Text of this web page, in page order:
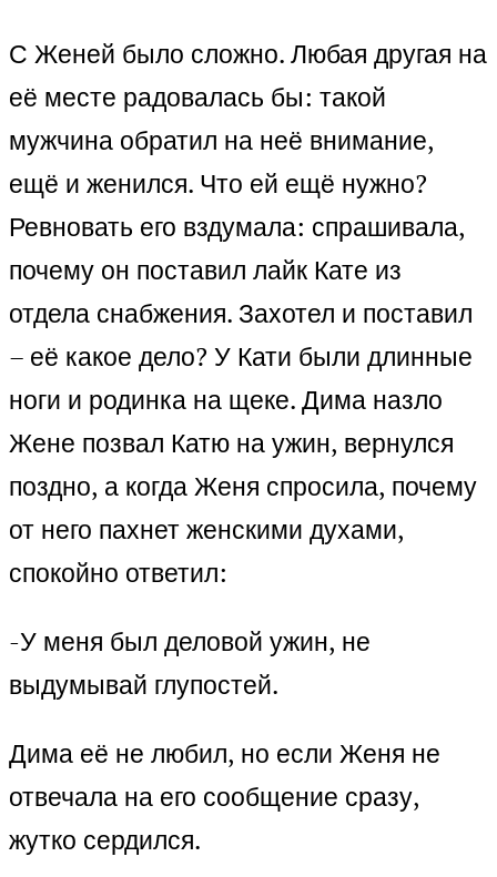
С Женей было сложно. Любая другая на
её месте радовалась бы: такой
мужчина обратил на неё внимание,
ещё и женился. Что ей ещё нужно?
Ревновать его вздумала: спрашивала,
почему он поставил лайк Кате из
отдела снабжения. Захотел и поставил
– её какое дело? У Кати были длинные
ноги и родинка на щеке. Дима назло
Жене позвал Катю на ужин, вернулся
поздно, а когда Женя спросила, почему
от него пахнет женскими духами,
спокойно ответил:
-У меня был деловой ужин, не
выдумывай глупостей.
Дима её не любил, но если Женя не
отвечала на его сообщение сразу,
жутко сердился.